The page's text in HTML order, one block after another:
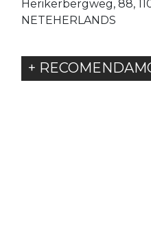
Herikerbergweg, 88,
NETEHERLANDS
+